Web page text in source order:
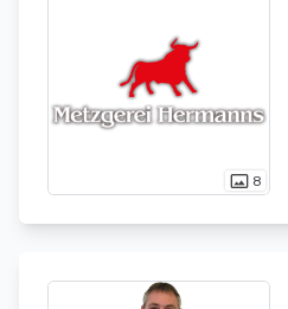
photo_size_select_actual 8